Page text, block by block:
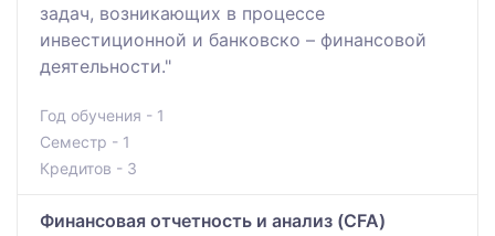
задач, возникающих в процессе
инвестиционной и банковско – финансовой
деятельности."
Год обучения - 1
Семестр - 1
Кредитов - 3
Финансовая отчетность и анализ (CFA)